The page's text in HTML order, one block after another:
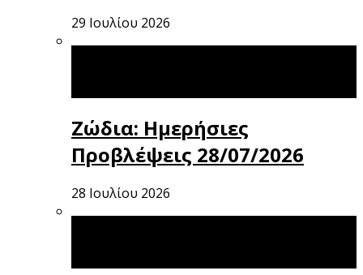
29 Ιουλίου 2026
Ζώδια: Ημερήσιες
Προβλέψεις 28/07/2026
28 Ιουλίου 2026